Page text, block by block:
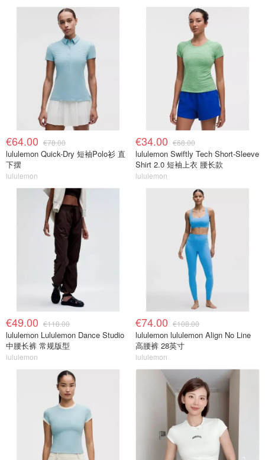
€64.00 €78.00
lululemon Quick-Dry 短袖Polo衫 直
下摆
lululemon
€34.00 €68.00
lululemon Swiftly Tech Short-Sleeve
Shirt 2.0 短袖上衣 腰长款
lululemon
€49.00 €118.00
lululemon Lululemon Dance Studio
中腰长裤 常规版型
lululemon
€74.00 €108.00
lululemon lululemon Align No Line
高腰裤 28英寸
lululemon